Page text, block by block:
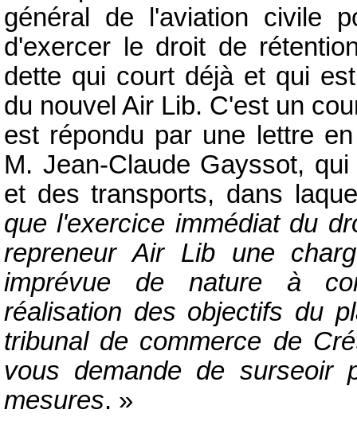
général de l'aviation civile
d'exercer le droit de
dette qui court déjà et qui
du nouvel Air Lib. C'est un
est répondu par une lettre
M. Jean-Claude Gayssot,
et des transports, dans
que l'exercice immédiat du
repreneur Air Lib une
imprévue de nature à
réalisation des objectifs du
tribunal de commerce de
vous demande de surseoir
mesures. »